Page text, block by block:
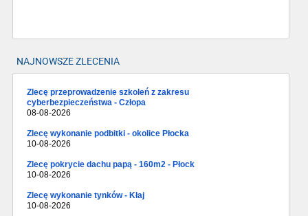
NAJNOWSZE ZLECENIA
Zlecę przeprowadzenie szkoleń z zakresu
cyberbezpieczeństwa - Człopa
08-08-2026
Zlecę wykonanie podbitki - okolice Płocka
10-08-2026
Zlecę pokrycie dachu papą - 160m2 - Płock
10-08-2026
Zlecę wykonanie tynków - Kłaj
10-08-2026